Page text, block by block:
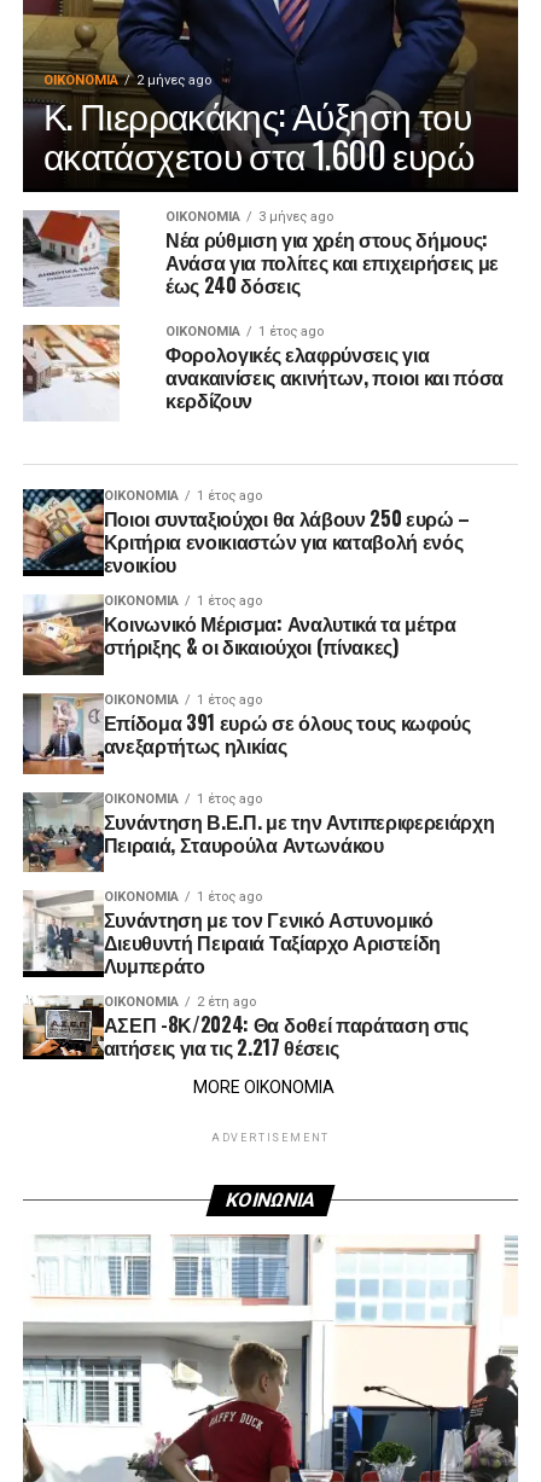
ΟΙΚΟΝΟΜΊΑ 2 μήνες ago
Κ. Πιερρακάκης: Αύξηση του
ακατάσχετου στα 1.600 ευρώ
ΟΙΚΟΝΟΜΊΑ 3 μήνες ago
Νέα ρύθμιση για χρέη στους δήμους:
Ανάσα για πολίτες και επιχειρήσεις με
έως 240 δόσεις
ΟΙΚΟΝΟΜΊΑ 1 έτος ago
Φορολογικές ελαφρύνσεις για
ανακαινίσεις ακινήτων, ποιοι και πόσα
κερδίζουν
ΟΙΚΟΝΟΜΊΑ 1 έτος ago
Ποιοι συνταξιούχοι θα λάβουν 250 ευρώ –
Κριτήρια ενοικιαστών για καταβολή ενός
ενοικίου
ΟΙΚΟΝΟΜΊΑ 1 έτος ago
Κοινωνικό Μέρισμα: Αναλυτικά τα μέτρα
στήριξης & οι δικαιούχοι (πίνακες)
ΟΙΚΟΝΟΜΊΑ 1 έτος ago
Επίδομα 391 ευρώ σε όλους τους κωφούς
ανεξαρτήτως ηλικίας
ΟΙΚΟΝΟΜΊΑ 1 έτος ago
Συνάντηση Β.Ε.Π. με την Αντιπεριφερειάρχη
Πειραιά, Σταυρούλα Αντωνάκου
ΟΙΚΟΝΟΜΊΑ 1 έτος ago
Συνάντηση με τον Γενικό Αστυνομικό
Διευθυντή Πειραιά Ταξίαρχο Αριστείδη
Λυμπεράτο
ΟΙΚΟΝΟΜΊΑ 2 έτη ago
ΑΣΕΠ -8Κ/2024: Θα δοθεί παράταση στις
αιτήσεις για τις 2.217 θέσεις
MORE ΟΙΚΟΝΟΜΙΑ
ADVERTISEMENT
ΚΟΙΝΩΝΙΑ